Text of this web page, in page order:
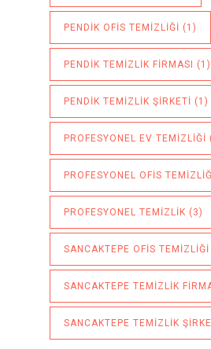
PENDIK OFIS TEMIZLIĞI (1)
PENDIK TEMIZLIK FIRMASI (1)
PENDIK TEMIZLIK ŞIRKETI (1)
PROFESYONEL EV TEMIZLIĞI
PROFESYONEL OFIS
PROFESYONEL TEMIZLIK (3)
SANCAKTEPE OFIS TEMIZLIĞI
SANCAKTEPE TEMIZLIK
SANCAKTEPE TEMIZLIK